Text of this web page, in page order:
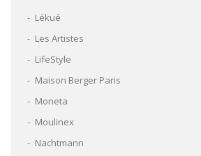
Lékué
Les Artistes
LifeStyle
Maison Berger Paris
Moneta
Moulinex
Nachtmann